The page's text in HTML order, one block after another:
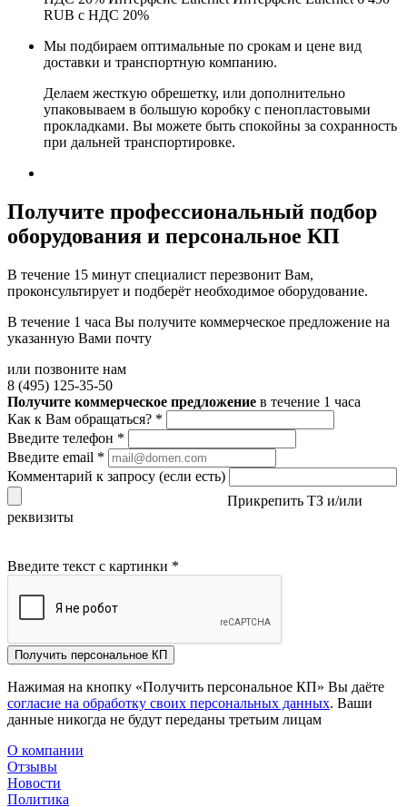
RUB с НДС 20%
Мы подбираем оптимальные по срокам и цене вид
доставки и транспортную компанию.
Делаем жесткую обрешетку, или дополнительно
упаковываем в большую коробку с пенопластовыми
прокладками. Вы можете быть спокойны за сохранность
при дальней транспортировке.
Получите профессиональный подбор
оборудования и персональное КП
В течение 15 минут специалист перезвонит Вам,
проконсультирует и подберёт необходимое оборудование.
В течение 1 часа Вы получите коммерческое предложение на
указанную Вами почту
или позвоните нам
8 (495) 125-35-50
Получите коммерческое предложение в течение 1 часа
Как к Вам обращаться? *
Введите телефон *
Введите email *
Комментарий к запросу (если есть)
Прикрепить ТЗ и/или
реквизиты
Введите текст с картинки *
Получить персональное КП
Нажимая на кнопку «Получить персональное КП» Вы даёте
согласие на обработку своих персональных данных. Ваши
данные никогда не будут переданы третьим лицам
О компании
Отзывы
Новости
Политика